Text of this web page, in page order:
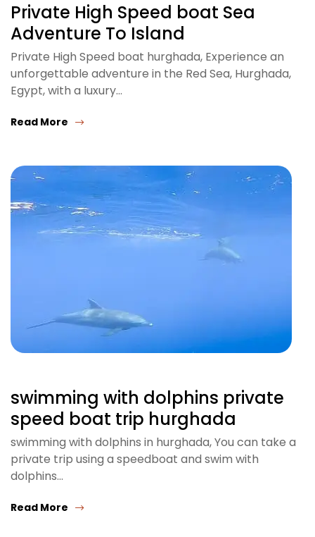
Private High Speed boat Sea
Adventure To Island
Private High Speed boat hurghada, Experience an
unforgettable adventure in the Red Sea, Hurghada,
Egypt, with a luxury…
Read More
swimming with dolphins private
speed boat trip hurghada
swimming with dolphins in hurghada, You can take a
private trip using a speedboat and swim with
dolphins…
Read More